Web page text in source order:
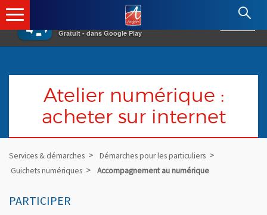
×
Gratuit - dans Google Play
Angers.fr : Retour à l'accueil
Atelier numérique :
acheter sur internet
Services & démarches
Démarches pour les particuliers
Guichets numériques
Accompagnement au numérique
PARTICIPER